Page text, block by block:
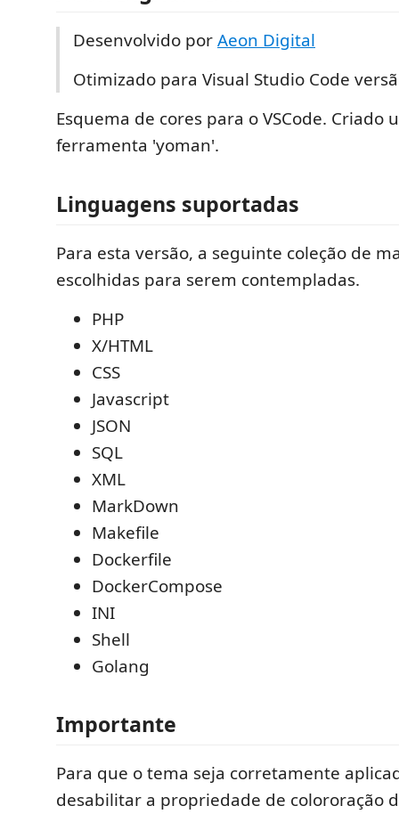
Desenvolvido porAeon Digital
Otimizado para Visual Studio Code
Esquema de cores para o VSCode. Criado
ferramenta 'yoman'.
Linguagens suportadas
Para esta versão, a seguinte coleção de
escolhidas para serem contempladas.
PHP
X/HTML
CSS
Javascript
JSON
SQL
XML
MarkDown
Makefile
Dockerfile
DockerCompose
INI
Shell
Golang
Importante
Para que o tema seja corretamente
desabilitar a propriedade de colororação